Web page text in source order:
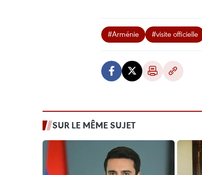
#Arménie #visite officielle
SUR LE MÊME SUJET